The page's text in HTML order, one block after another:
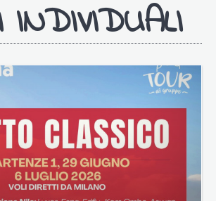
INDIVIDUALI